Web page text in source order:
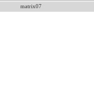
matrix07